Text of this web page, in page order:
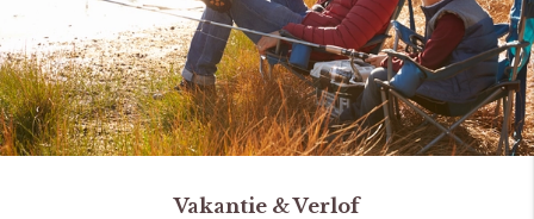
Vakantie & Verlof